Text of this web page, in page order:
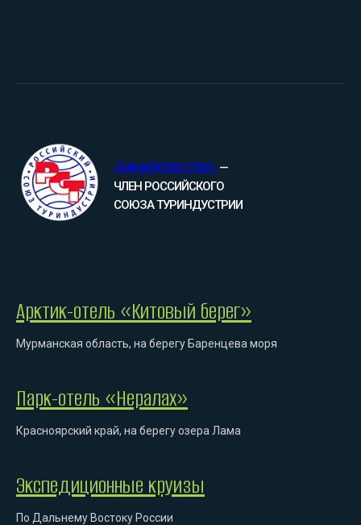
«ПАНАРКТИК СТАР»—
ЧЛЕН РОССИЙСКОГО
СОЮЗА ТУРИНДУСТРИИ
Арктик-отель «Китовый берег»
Мурманская область, на берегу Баренцева моря
Парк-отель «Нералах»
Красноярский край, на берегу озера Лама
Экспедиционные круизы
По Дальнему Востоку России